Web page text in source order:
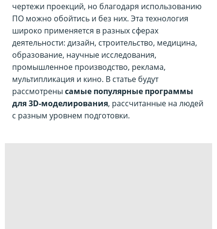
чертежи проекций, но благодаря использованию
ПО можно обойтись и без них. Эта технология
широко применяется в разных сферах
деятельности: дизайн, строительство, медицина,
образование, научные исследования,
промышленное производство, реклама,
мультипликация и кино. В статье будут
рассмотрены самые популярные программы
для 3D-моделирования, рассчитанные на людей
с разным уровнем подготовки.